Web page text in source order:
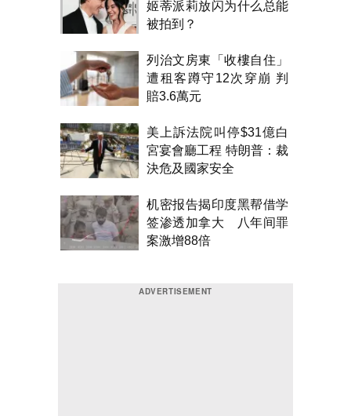
姬蒂派莉放闪为什么总能
被拍到？
列治文房東「收樓自住」
遭租客蹲守12次穿崩 判
賠3.6萬元
美上訴法院叫停$31億白
宮宴會廳工程 特朗普：裁
決危及國家安全
机密报告揭印度黑帮借学
签渗透加拿大 八年间罪
案激增88倍